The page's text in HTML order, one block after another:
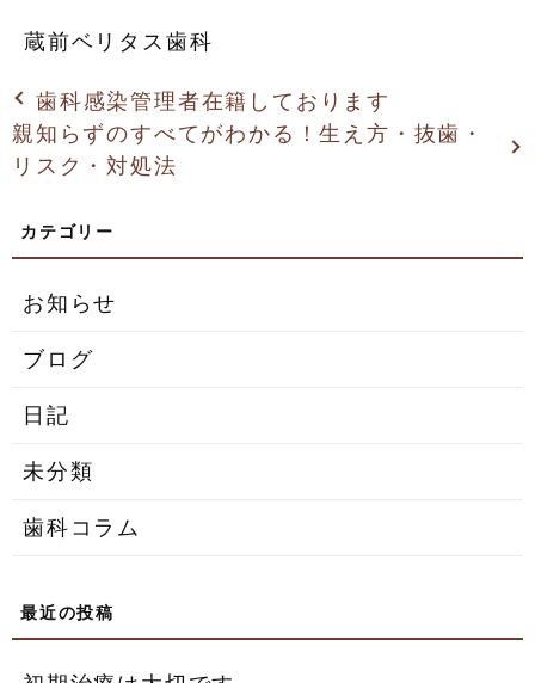
蔵前ベリタス歯科
歯科感染管理者在籍しております
親知らずのすべてがわかる！生え方・抜歯・
リスク・対処法
お知らせ
ブログ
日記
未分類
歯科コラム